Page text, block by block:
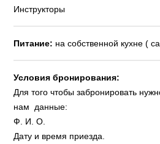
Инструкторы
Питание: на собственной кухне (
Условия бронирования:
Для того чтобы забронировать
нам данные:
Ф. И. О.
Дату и время приезда.